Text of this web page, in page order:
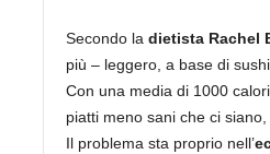
Secondo la dietista Rachel
più – leggero, a base di
Con una media di 1000
piatti meno sani che ci siano,
Il problema sta proprio nell’